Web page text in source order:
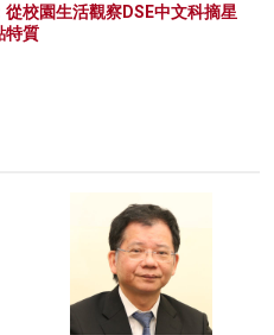
從校園生活觀察DSE中文科摘星
特質